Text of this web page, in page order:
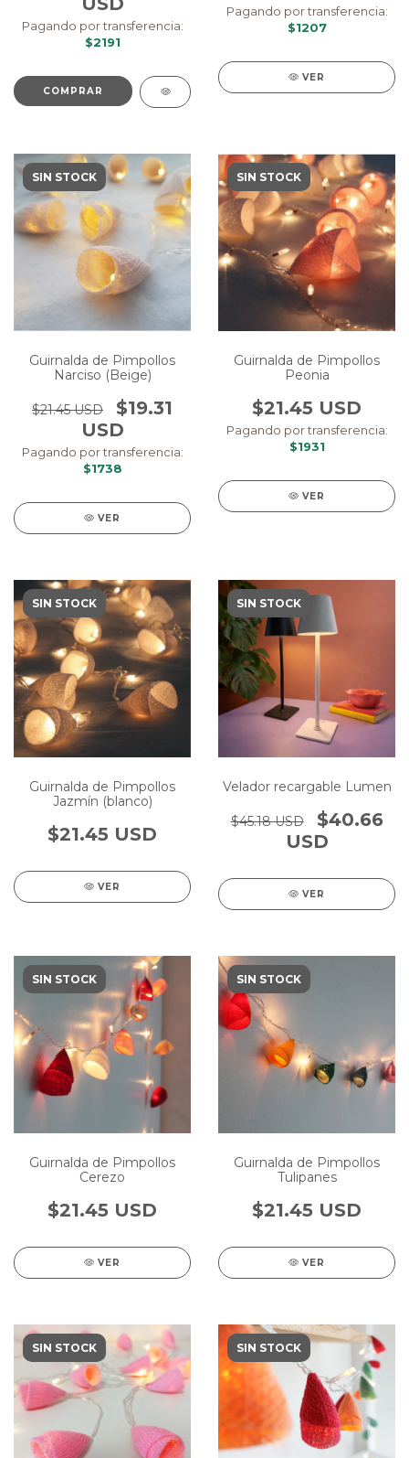
Pagando por transferencia:
$2191
COMPRAR
Pagando por transferencia:
$1207
VER
SIN STOCK
Guirnalda de Pimpollos
Narciso (Beige)
$21.45 USD
$19.31
USD
Pagando por transferencia:
$1738
VER
SIN STOCK
Guirnalda de Pimpollos
Peonia
$21.45 USD
Pagando por transferencia:
$1931
VER
SIN STOCK
Guirnalda de Pimpollos
Jazmín (blanco)
$21.45 USD
VER
SIN STOCK
Velador recargable Lumen
$45.18 USD
$40.66
USD
VER
SIN STOCK
Guirnalda de Pimpollos
Cerezo
$21.45 USD
VER
SIN STOCK
Guirnalda de Pimpollos
Tulipanes
$21.45 USD
VER
SIN STOCK SIN STOCK